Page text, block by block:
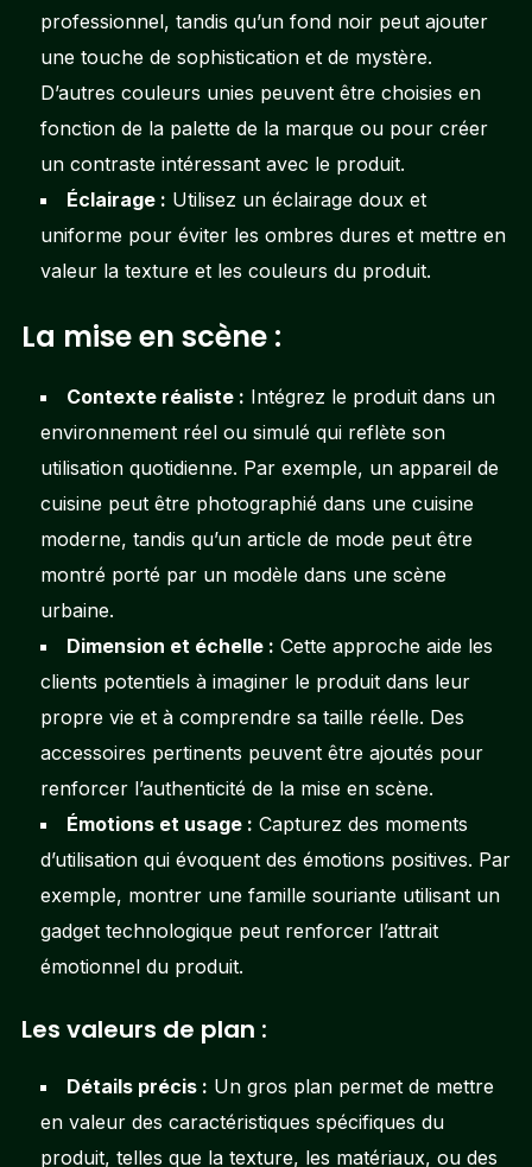
professionnel, tandis qu’un fond noir peut ajouter
une touche de sophistication et de mystère.
D’autres couleurs unies peuvent être choisies en
fonction de la palette de la marque ou pour créer
un contraste intéressant avec le produit.
Éclairage : Utilisez un éclairage doux et
uniforme pour éviter les ombres dures et mettre en
valeur la texture et les couleurs du produit.
La mise en scène :
Contexte réaliste : Intégrez le produit dans un
environnement réel ou simulé qui reflète son
utilisation quotidienne. Par exemple, un appareil de
cuisine peut être photographié dans une cuisine
moderne, tandis qu’un article de mode peut être
montré porté par un modèle dans une scène
urbaine.
Dimension et échelle : Cette approche aide les
clients potentiels à imaginer le produit dans leur
propre vie et à comprendre sa taille réelle. Des
accessoires pertinents peuvent être ajoutés pour
renforcer l’authenticité de la mise en scène.
Émotions et usage : Capturez des moments
d’utilisation qui évoquent des émotions positives. Par
exemple, montrer une famille souriante utilisant un
gadget technologique peut renforcer l’attrait
émotionnel du produit.
Les valeurs de plan :
Détails précis : Un gros plan permet de mettre
en valeur des caractéristiques spécifiques du
produit, telles que la texture, les matériaux, ou des